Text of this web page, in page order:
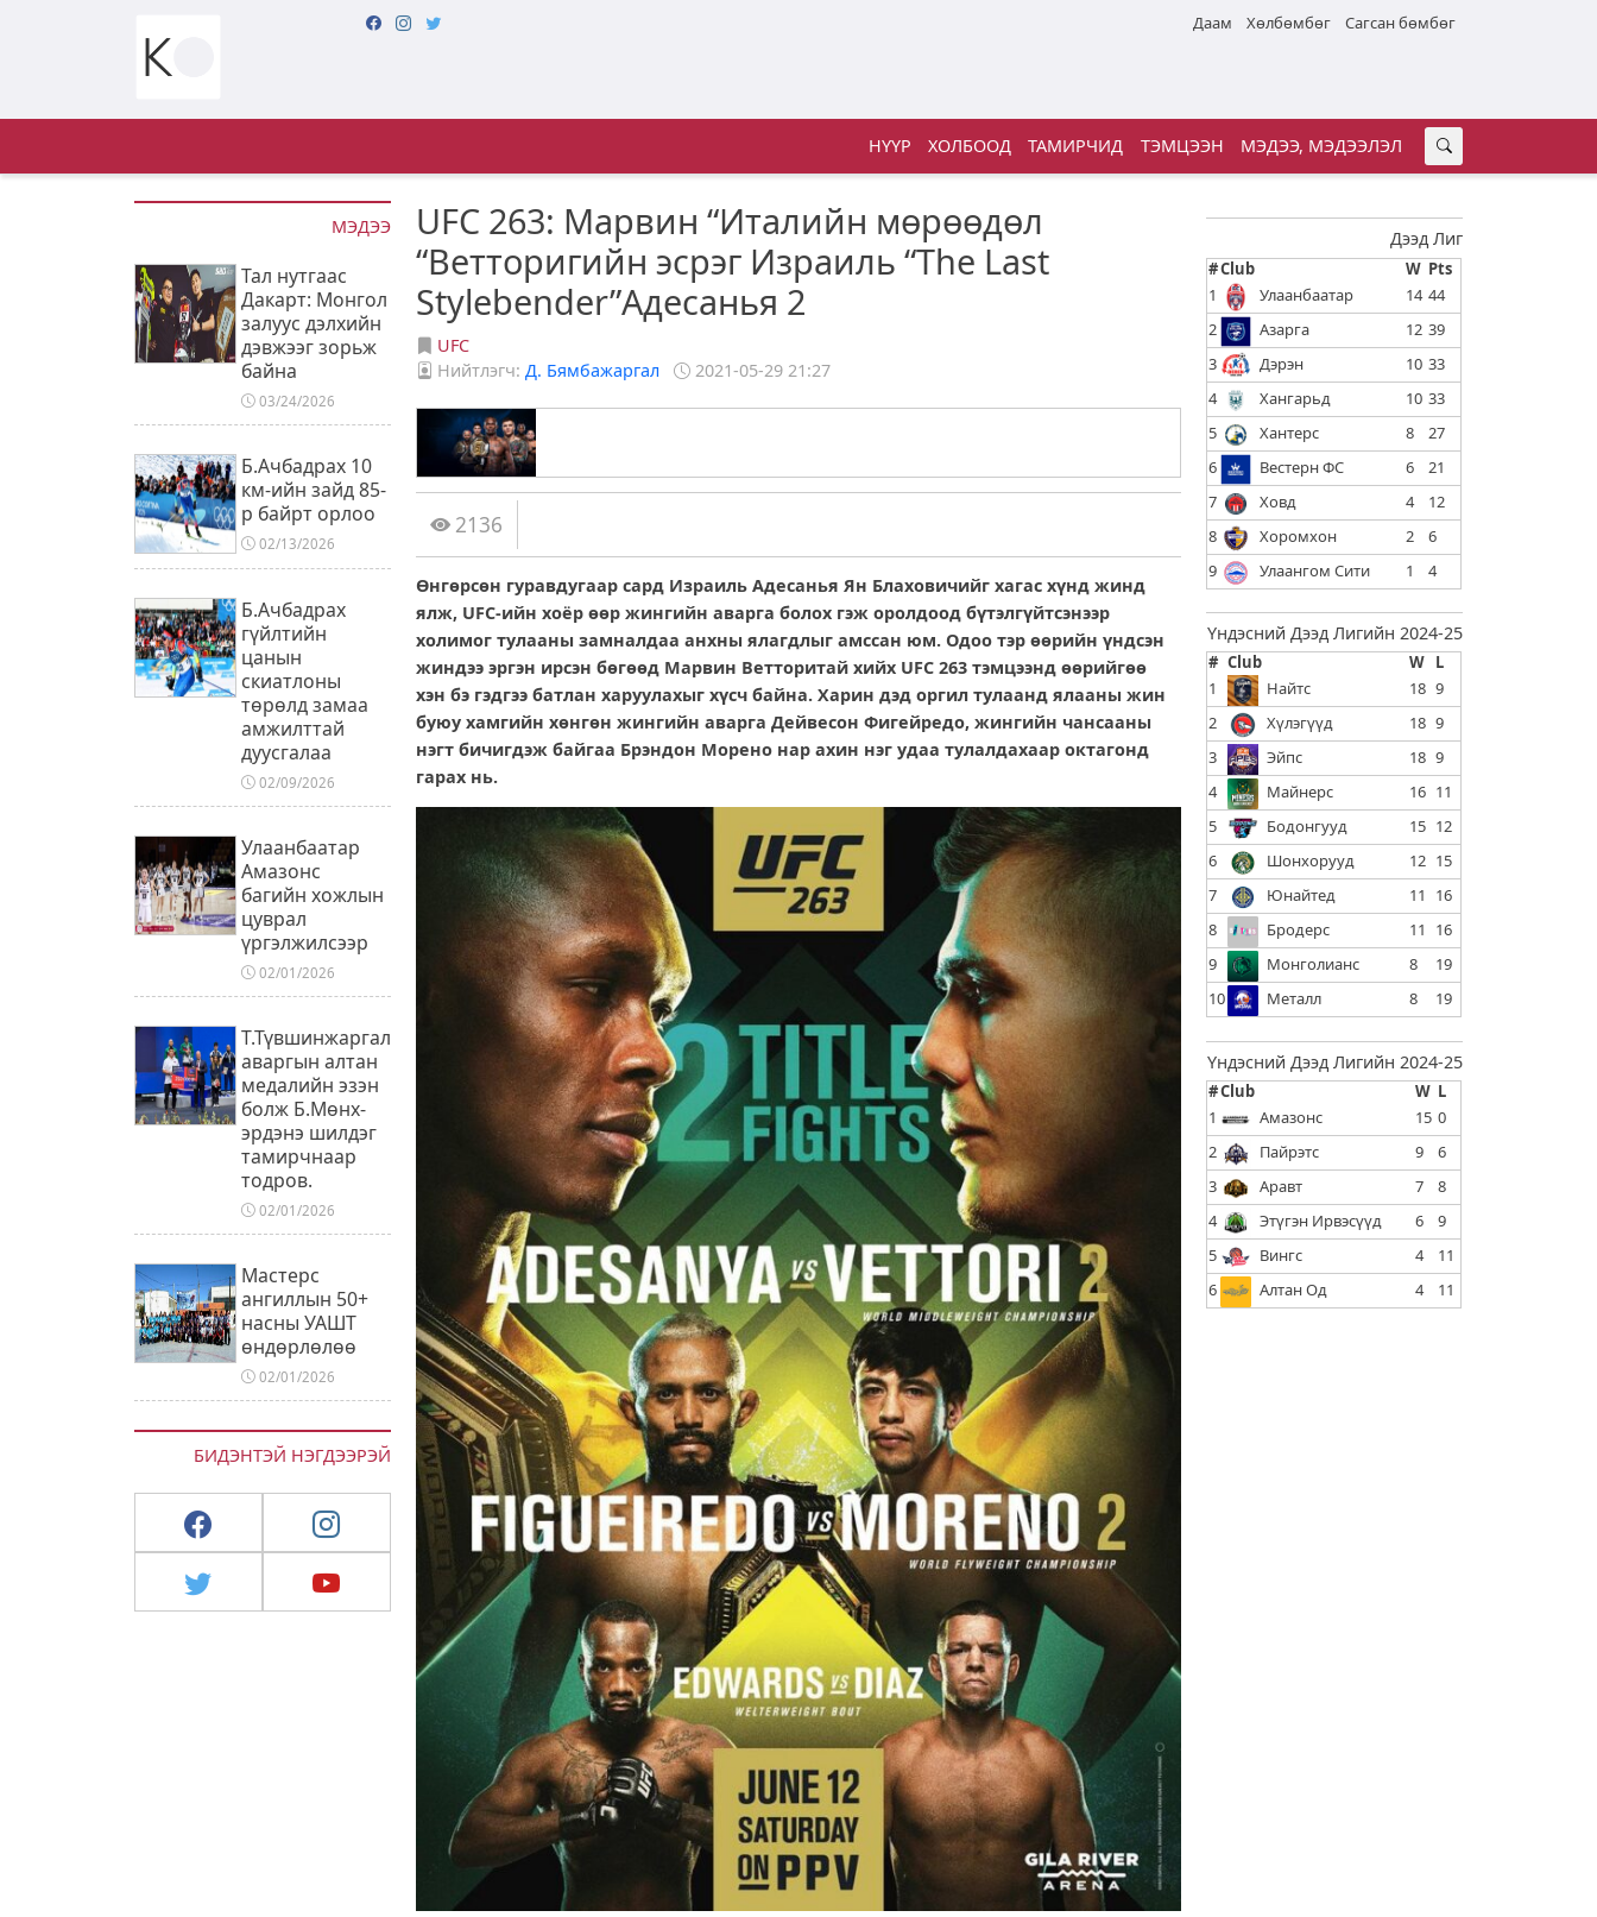
Даам Хөлбөмбөг Сагсан бөмбөг
НҮҮР ХОЛБООД ТАМИРЧИД ТЭМЦЭЭН МЭДЭЭ, МЭДЭЭЛЭЛ
МЭДЭЭ
Тал нутгаас
Дакарт: Монгол
залуус дэлхийн
дэвжээг зорьж
байна
03/24/2026
Б.Ачбадрах 10
км-ийн зайд 85-
р байрт орлоо
02/13/2026
Б.Ачбадрах
гүйлтийн
цанын
скиатлоны
төрөлд замаа
амжилттай
дуусгалаа
02/09/2026
Улаанбаатар
Амазонс
багийн хожлын
цуврал
үргэлжилсээр
02/01/2026
Т.Түвшинжаргал
аваргын алтан
медалийн эзэн
болж Б.Мөнх-
эрдэнэ шилдэг
тамирчнаар
тодров.
02/01/2026
Мастерс
ангиллын 50+
насны УАШТ
өндөрлөлөө
02/01/2026
БИДЭНТЭЙ НЭГДЭЭРЭЙ
UFC 263: Марвин “Италийн мөрөөдөл
“Ветторигийн эсрэг Израиль “The Last
Stylebender”Адесанья 2
UFC
Нийтлэгч:Д. Бямбажаргал 2021-05-29 21:27
2136
Өнгөрсөн гуравдугаар сард Израиль Адесанья Ян Блаховичийг хагас хүнд жинд
ялж, UFC-ийн хоёр өөр жингийн аварга болох гэж оролдоод бүтэлгүйтсэнээр
холимог тулааны замналдаа анхны ялагдлыг амссан юм. Одоо тэр өөрийн үндсэн
жиндээ эргэн ирсэн бөгөөд Марвин Ветторитай хийх UFC 263 тэмцээнд өөрийгөө
хэн бэ гэдгээ батлан харуулахыг хүсч байна. Харин дэд оргил тулаанд ялааны жин
буюу хамгийн хөнгөн жингийн аварга Дейвесон Фигейредо, жингийн чансааны
нэгт бичигдэж байгаа Брэндон Морено нар ахин нэг удаа тулалдахаар октагонд
гарах нь.
Дээд Лиг
#Club W Pts
1
Улаанбаатар 14 44
2
Азарга 12 39
3
Дэрэн 10 33
4
Хангарьд 10 33
5
Хантерс 8
27
6
Вестерн ФС 6
21
7
Ховд 4
12
8
Хоромхон 2
6
9
Улаангом Сити 1 4
Үндэсний Дээд Лигийн 2024-25
# Club W L
1
Найтс 18 9
2
Хүлэгүүд 18 9
3
Эйпс 18 9
4
Майнерс 16 11
5
Бодонгууд 15 12
6
Шонхорууд 12 15
7
Юнайтед 11
16
8
Бродерс 11
16
9
Монголианс 8
19
10
Металл 8 19
Үндэсний Дээд Лигийн 2024-25
#Club W L
1
Амазонс 15 0
2
Пайрэтс 9
6
3
Аравт 7
8
4
Этүгэн Ирвэсүүд 6
9
5
Вингс 4
11
6
Алтан Од 4 11